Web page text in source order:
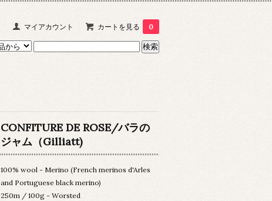
マイアカウント カートを見る 0
CONFITURE DE ROSE/バラの
ジャム（Gilliatt)
100% wool - Merino (French merinos d'Arles
and Portuguese black merino)
250m / 100g - Worsted